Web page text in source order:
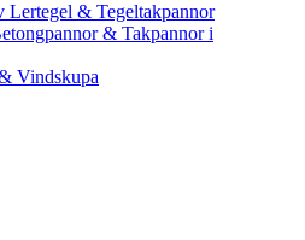
Lertegel & Tegeltakpannor
& Takpannor i
Vindskupa